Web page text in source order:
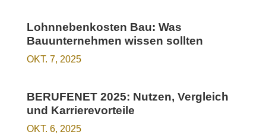
Lohnnebenkosten Bau: Was
Bauunternehmen wissen sollten
OKT. 7, 2025
BERUFENET 2025: Nutzen, Vergleich
und Karrierevorteile
OKT. 6, 2025